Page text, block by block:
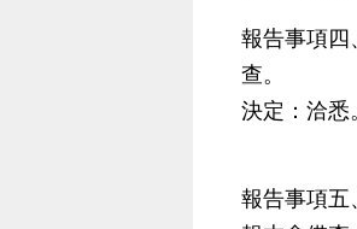
報告事項四
查。
決定：洽悉
報告事項五